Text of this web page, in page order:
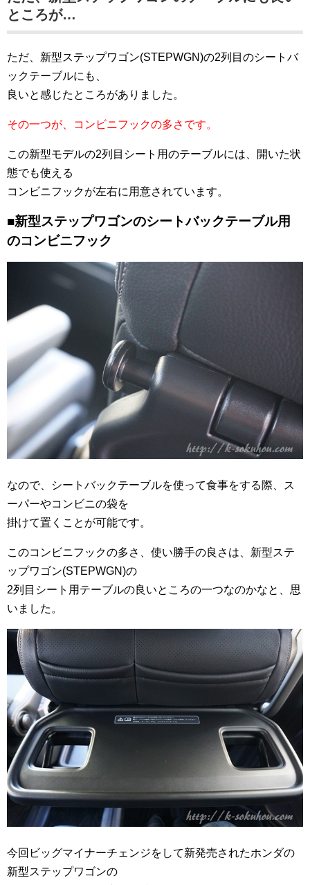
ところが…
ただ、新型ステップワゴン(STEPWGN)の2列目のシートバ
ックテーブルにも、
良いと感じたところがありました。
その一つが、コンビニフックの多さです。
この新型モデルの2列目シート用のテーブルには、開いた状
態でも使える
コンビニフックが左右に用意されています。
■新型ステップワゴンのシートバックテーブル用
のコンビニフック
なので、シートバックテーブルを使って食事をする際、ス
ーパーやコンビニの袋を
掛けて置くことが可能です。
このコンビニフックの多さ、使い勝手の良さは、新型ステ
ップワゴン(STEPWGN)の
2列目シート用テーブルの良いところの一つなのかなと、思
いました。
今回ビッグマイナーチェンジをして新発売されたホンダの
新型ステップワゴンの